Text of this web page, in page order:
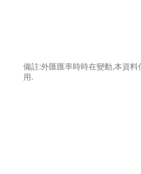
備註:外匯匯率時時在變動,本資
用.